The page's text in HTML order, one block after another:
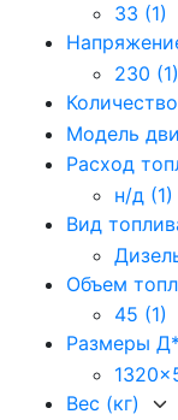
33 (1)
230 (1)
Модель
Расход
н/д (1)
Вид
Объем
45 (1)
Размеры
Вес (кг)